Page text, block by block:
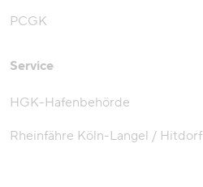
PCGK
Service
HGK-Hafenbehörde
Rheinfähre Köln-Langel / Hitdorf